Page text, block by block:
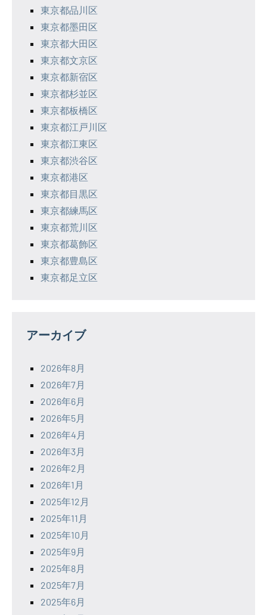
東京都品川区
東京都墨田区
東京都大田区
東京都文京区
東京都新宿区
東京都杉並区
東京都板橋区
東京都江戸川区
東京都江東区
東京都渋谷区
東京都港区
東京都目黒区
東京都練馬区
東京都荒川区
東京都葛飾区
東京都豊島区
東京都足立区
アーカイブ
2026年8月
2026年7月
2026年6月
2026年5月
2026年4月
2026年3月
2026年2月
2026年1月
2025年12月
2025年11月
2025年10月
2025年9月
2025年8月
2025年7月
2025年6月